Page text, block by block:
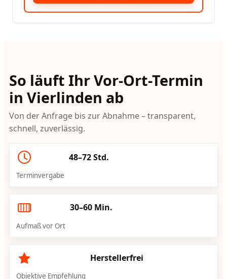
So läuft Ihr Vor-Ort-Termin
in Vierlinden ab
Von der Anfrage bis zur Abnahme – transparent,
schnell, zuverlässig.
48–72 Std.
Terminvergabe
30–60 Min.
Aufmaß vor Ort
Herstellerfrei
Objektive Empfehlung